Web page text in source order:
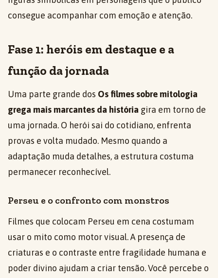
consegue acompanhar com emoção e atenção.
Fase 1: heróis em destaque e a
função da jornada
Uma parte grande dos Os filmes sobre mitologia
grega mais marcantes da história gira em torno de
uma jornada. O herói sai do cotidiano, enfrenta
provas e volta mudado. Mesmo quando a
adaptação muda detalhes, a estrutura costuma
permanecer reconhecível.
Perseu e o confronto com monstros
Filmes que colocam Perseu em cena costumam
usar o mito como motor visual. A presença de
criaturas e o contraste entre fragilidade humana e
poder divino ajudam a criar tensão. Você percebe o